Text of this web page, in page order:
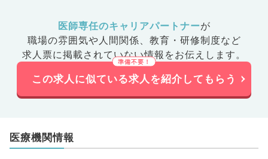
医師専任のキャリアパートナーが
職場の雰囲気や人間関係、 教育・研修制度など
求人票に掲載されていない情報をお伝えします。
この求人に似ている求人を紹介してもらう
医療機関情報